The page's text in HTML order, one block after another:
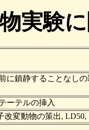
実験
に鎮静することなし
ーテルの挿入
改変動物の策出,